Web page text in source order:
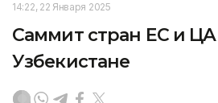
14:22, 22 Января 2025
Саммит стран ЕС и
Узбекистане